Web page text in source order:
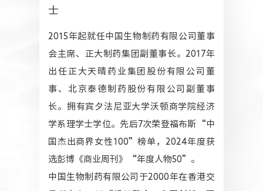
士
2015年起就任中国生物制药有限公司董事
会主席、正大制药集团副董事长。2017年
出任正大天晴药业集团股份有限公司董
事、北京泰德制药股份有限公司副董事
长。拥有宾夕法尼亚大学沃顿商学院经济
学系理学士学位。先后7次荣登福布斯“中
国杰出商界女性100”榜单，2024年度获
选彭博《商业周刊》“年度人物50”。
中国生物制药有限公司于2000年在香港交